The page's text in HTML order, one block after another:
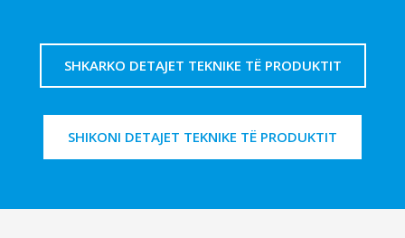
SHKARKO DETAJET TEKNIKE TË PRODUKTIT
SHIKONI DETAJET TEKNIKE TË PRODUKTIT